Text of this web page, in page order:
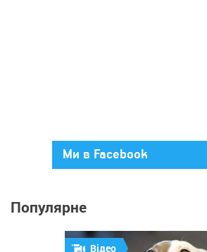
Ми в Facebook
Популярне
Відео